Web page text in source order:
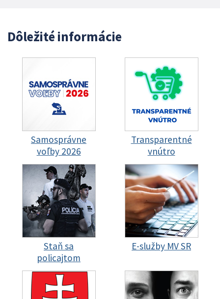
Dôležité informácie
Samosprávne
voľby 2026
Transparentné
vnútro
Staň sa
policajtom
E-služby MV SR